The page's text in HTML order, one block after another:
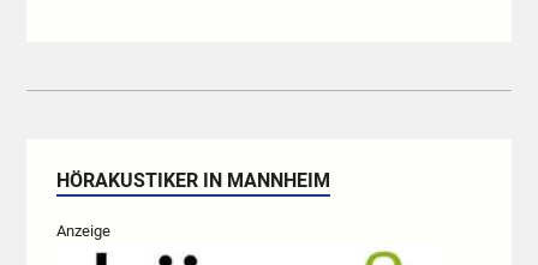
HÖRAKUSTIKER IN MANNHEIM
Anzeige